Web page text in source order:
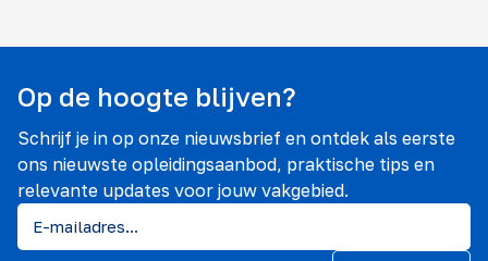
Op de hoogte blijven?
Schrijf je in op onze nieuwsbrief en ontdek als eerste
ons nieuwste opleidingsaanbod, praktische tips en
relevante updates voor jouw vakgebied.